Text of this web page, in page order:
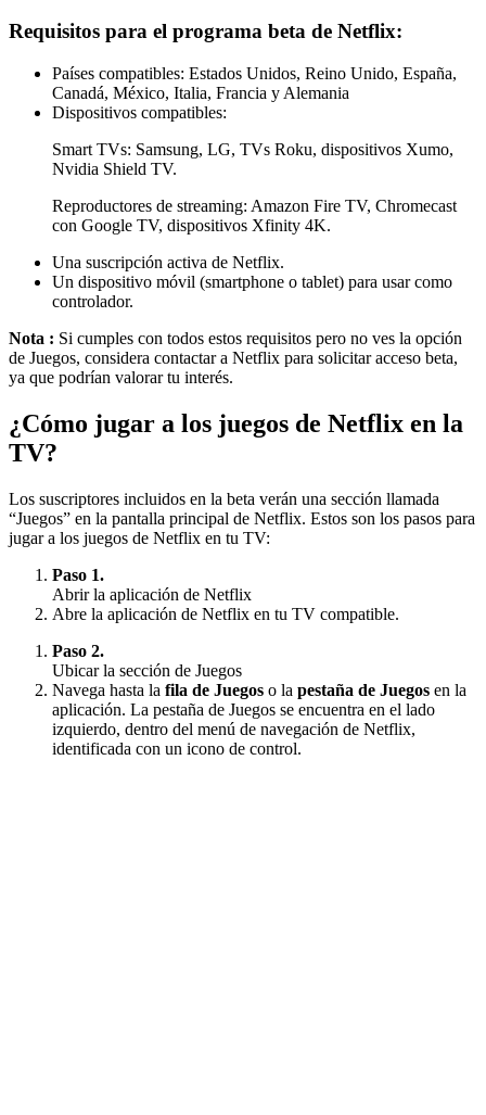
Requisitos para el programa beta de Netflix:
Países compatibles: Estados Unidos, Reino Unido, España,
Canadá, México, Italia, Francia y Alemania
Dispositivos compatibles:
Smart TVs: Samsung, LG, TVs Roku, dispositivos Xumo,
Nvidia Shield TV.
Reproductores de streaming: Amazon Fire TV, Chromecast
con Google TV, dispositivos Xfinity 4K.
Una suscripción activa de Netflix.
Un dispositivo móvil (smartphone o tablet) para usar como
controlador.
Nota : Si cumples con todos estos requisitos pero no ves la opción
de Juegos, considera contactar a Netflix para solicitar acceso beta,
ya que podrían valorar tu interés.
¿Cómo jugar a los juegos de Netflix en la
TV?
Los suscriptores incluidos en la beta verán una sección llamada
“Juegos” en la pantalla principal de Netflix. Estos son los pasos para
jugar a los juegos de Netflix en tu TV:
Paso 1.
Abrir la aplicación de Netflix
Abre la aplicación de Netflix en tu TV compatible.
Paso 2.
Ubicar la sección de Juegos
Navega hasta la fila de Juegos o la pestaña de Juegos en la
aplicación. La pestaña de Juegos se encuentra en el lado
izquierdo, dentro del menú de navegación de Netflix,
identificada con un icono de control.